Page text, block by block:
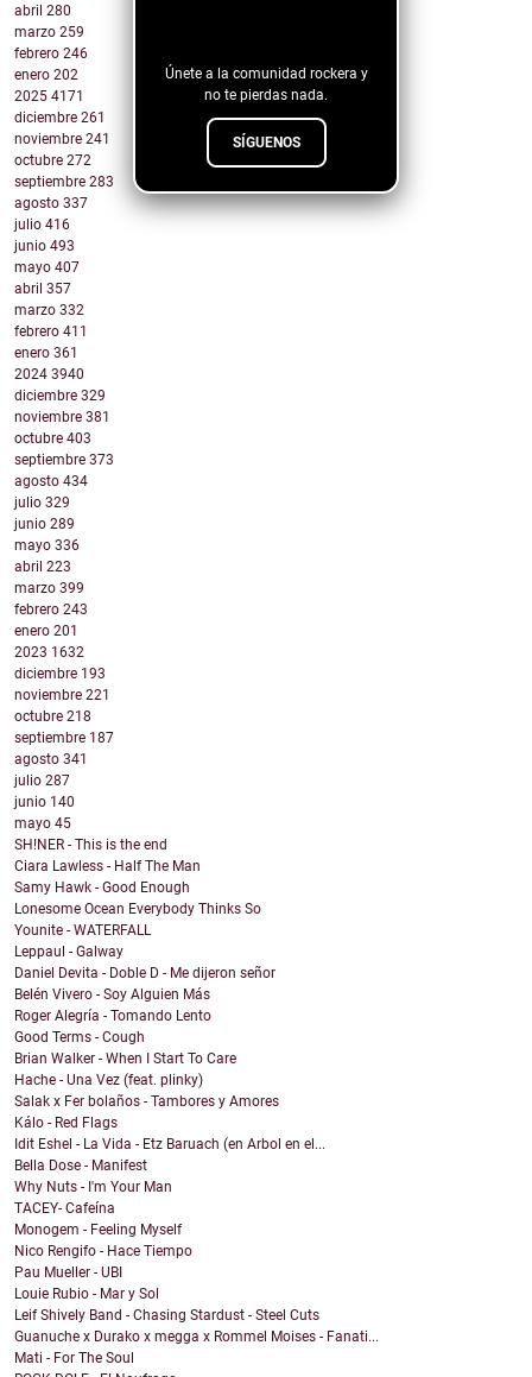
Únete a la comunidad rockera y
no te pierdas nada.
SÍGUENOS
abril 280
marzo 259
febrero 246
enero 202
2025 4171
diciembre 261
noviembre 241
octubre 272
septiembre 283
agosto 337
julio 416
junio 493
mayo 407
abril 357
marzo 332
febrero 411
enero 361
2024 3940
diciembre 329
noviembre 381
octubre 403
septiembre 373
agosto 434
julio 329
junio 289
mayo 336
abril 223
marzo 399
febrero 243
enero 201
2023 1632
diciembre 193
noviembre 221
octubre 218
septiembre 187
agosto 341
julio 287
junio 140
mayo 45
SH!NER - This is the end
Ciara Lawless - Half The Man
Samy Hawk - Good Enough
Lonesome Ocean Everybody Thinks So
Younite - WATERFALL
Leppaul - Galway
Daniel Devita - Doble D - Me dijeron señor
Belén Vivero - Soy Alguien Más
Roger Alegría - Tomando Lento
Good Terms - Cough
Brian Walker - When I Start To Care
Hache - Una Vez (feat. plinky)
Salak x Fer bolaños - Tambores y Amores
Kálo - Red Flags
Idit Eshel - La Vida - Etz Baruach (en Arbol en el...
Bella Dose - Manifest
Why Nuts - I'm Your Man
TACEY- Cafeína
Monogem - Feeling Myself
Nico Rengifo - Hace Tiempo
Pau Mueller - UBI
Louie Rubio - Mar y Sol
Leif Shively Band - Chasing Stardust - Steel Cuts
Guanuche x Durako x megga x Rommel Moises - Fanati...
Mati - For The Soul